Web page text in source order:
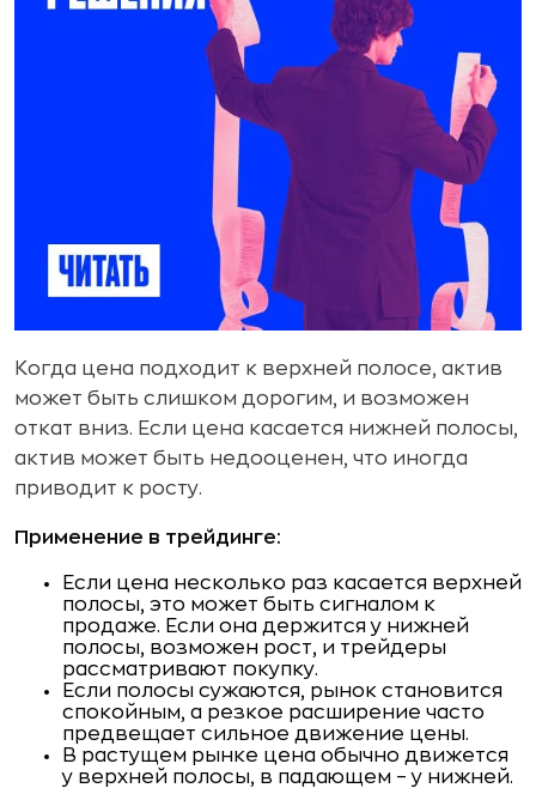
Когда цена подходит к верхней полосе, актив
может быть слишком дорогим, и возможен
откат вниз. Если цена касается нижней полосы,
актив может быть недооценен, что иногда
приводит к росту.
Применение в трейдинге:
Если цена несколько раз касается верхней
полосы, это может быть сигналом к
продаже. Если она держится у нижней
полосы, возможен рост, и трейдеры
рассматривают покупку.
Если полосы сужаются, рынок становится
спокойным, а резкое расширение часто
предвещает сильное движение цены.
В растущем рынке цена обычно движется
у верхней полосы, в падающем – у нижней.